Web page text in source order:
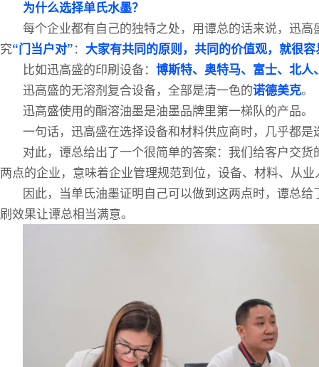
为什么选择单氏水墨？
每个企业都有自己的独特之处，用谭总的话来说，迅
究“门当户对”： 大家有共同的原则，共同的价值观，就很
比如迅高盛的印刷设备： 博斯特、奥特马、富士、北人
迅高盛的无溶剂复合设备，全部是清一色的诺德美克。
迅高盛使用的酯溶油墨是油墨品牌里第一梯队的产品。
一句话，迅高盛在选择设备和材料供应商时，几乎都
对此，谭总给出了一个很简单的答案：我们给客户交
两点的企业，意味着企业管理规范到位，设备、材料、从
因此，当单氏油墨证明自己可以做到这两点时，谭总
刷效果让谭总相当满意。